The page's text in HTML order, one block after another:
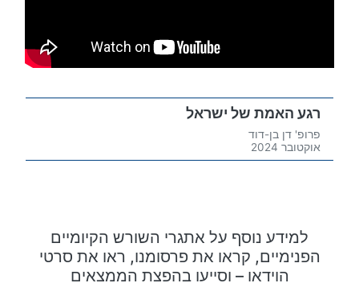
רגע האמת של ישראל
פרופ' דן בן-דוד
אוקטובר 2024
למידע נוסף על אתגרי השורש הקיומיים
הפנימיים, קראו את פרסומנו, ראו את סרטי
הוידאו – וסייעו בהפצת הממצאים